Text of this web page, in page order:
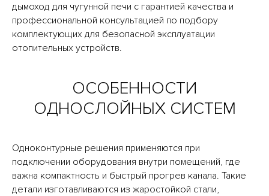
дымоход для чугунной печи с гарантией качества и
профессиональной консультацией по подбору
комплектующих для безопасной эксплуатации
отопительных устройств.
ОСОБЕННОСТИ
ОДНОСЛОЙНЫХ СИСТЕМ
Одноконтурные решения применяются при
подключении оборудования внутри помещений, где
важна компактность и быстрый прогрев канала. Такие
детали изготавливаются из жаростойкой стали,